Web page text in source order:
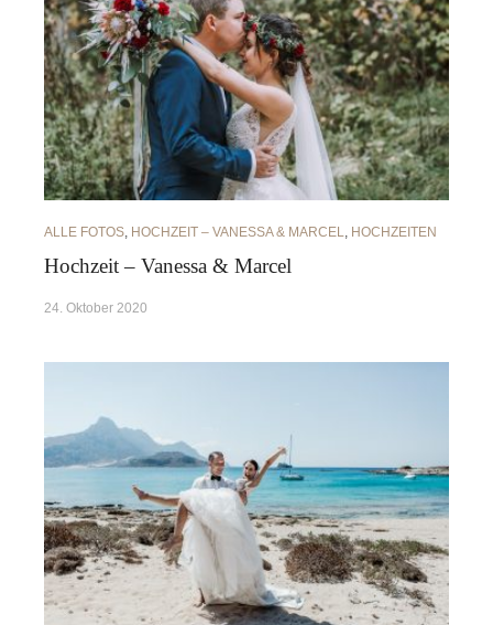
ALLE FOTOS, HOCHZEIT – VANESSA & MARCEL, HOCHZEITEN
Hochzeit – Vanessa & Marcel
24. Oktober 2020